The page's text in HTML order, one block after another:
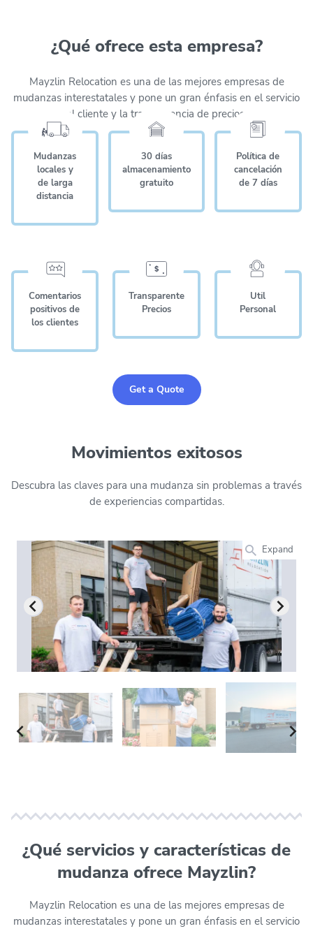
¿Qué ofrece esta empresa?
Mayzlin Relocation es una de las mejores empresas de
mudanzas interestatales y pone un gran énfasis en el servicio
al cliente y la transparencia de precios.
Mudanzas
locales y
de larga
distancia
30 días
almacenamiento
gratuito
Política de
cancelación
de 7 días
Comentarios
positivos de
los clientes
Transparente
Precios
Útil
Personal
Get a Quote
Movimientos exitosos
Descubra las claves para una mudanza sin problemas a través
de experiencias compartidas.
Expand
¿Qué servicios y características de
mudanza ofrece Mayzlin?
Mayzlin Relocation es una de las mejores empresas de
mudanzas interestatales y pone un gran énfasis en el servicio